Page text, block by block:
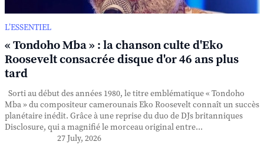
L’ESSENTIEL
« Tondoho Mba » : la chanson culte d'Eko
Roosevelt consacrée disque d'or 46 ans plus
tard
Sorti au début des années 1980, le titre emblématique « Tondoho
Mba » du compositeur camerounais Eko Roosevelt connaît un succès
planétaire inédit. Grâce à une reprise du duo de DJs britanniques
Disclosure, qui a magnifié le morceau original entre...
27 July, 2026